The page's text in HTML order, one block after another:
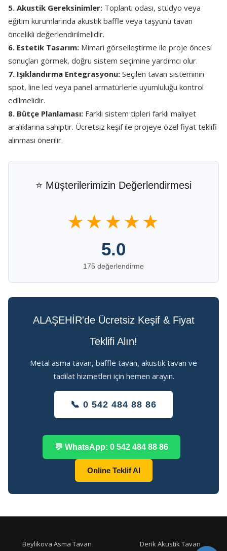
5. Akustik Gereksinimler: Toplantı odası, stüdyo veya
eğitim kurumlarında akustik baffle veya taşyünü tavan
öncelikli değerlendirilmelidir.
6. Estetik Tasarım: Mimari görselleştirme ile proje öncesi
sonuçları görmek, doğru sistem seçimine yardımcı olur.
7. Işıklandırma Entegrasyonu: Seçilen tavan sisteminin
spot, line led veya panel armatürlerle uyumluluğu kontrol
edilmelidir.
8. Bütçe Planlaması: Farklı sistem tipleri farklı maliyet
aralıklarına sahiptir. Ücretsiz keşif ile projeye özel fiyat teklifi
alınması önerilir.
⭐ Müşterilerimizin Değerlendirmesi
★★★★★
5.0
175 değerlendirme
ALAŞEHİR'de Ücretsiz Keşif & Fiyat
Teklifi Alın!
Metal asma tavan, baffle tavan, akustik tavan ve
tadilat hizmetleri için hemen arayın.
📞 0 542 484 88 86
💬 WhatsApp: 0 542 484 88 86
Online Teklif Al
Beylikova Asma Tavan Derik Akustik Tavan